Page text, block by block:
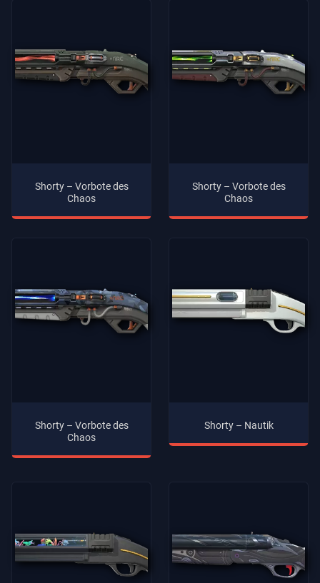
Shorty – Vorbote des
Chaos
Shorty – Vorbote des
Chaos
Shorty – Vorbote des
Chaos
Shorty – Nautik